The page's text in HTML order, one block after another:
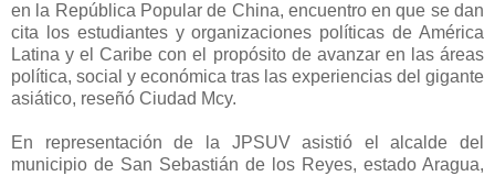
en la República Popular de China, encuentro en que se dan
cita los estudiantes y organizaciones políticas de América
Latina y el Caribe con el propósito de avanzar en las áreas
política, social y económica tras las experiencias del gigante
asiático, reseñó Ciudad Mcy.
En representación de la JPSUV asistió el alcalde del
municipio de San Sebastián de los Reyes, estado Aragua,